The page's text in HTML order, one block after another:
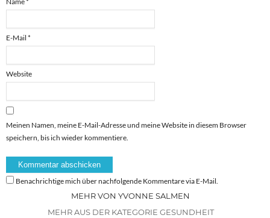
E-Mail *
Website
Meinen Namen, meine E-Mail-Adresse und meine Website in diesem Browser
speichern, bis ich wieder kommentiere.
Benachrichtige mich über nachfolgende Kommentare via E-Mail.
MEHR VON YVONNE SALMEN
MEHR AUS DER KATEGORIE GESUNDHEIT